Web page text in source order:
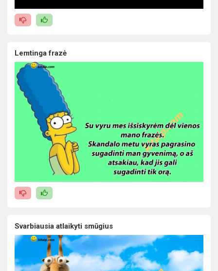
Lemtinga frazė
Svarbiausia atlaikyti smūgius